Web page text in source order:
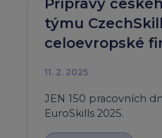
Přípravy
týmu
celoevropské
11. 2. 2025
JEN 150 pracovních
EuroSkills 2025.